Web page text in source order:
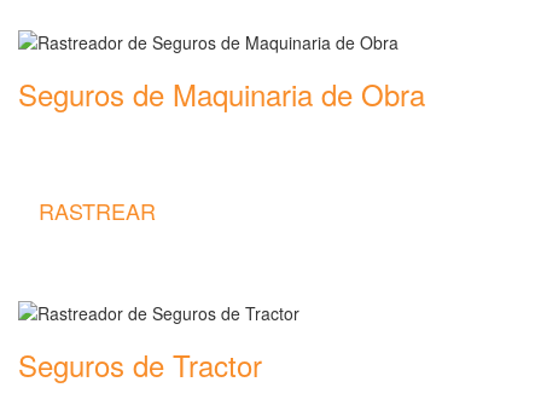
Seguros de Maquinaria de Obra
RASTREAR
Seguros de Tractor